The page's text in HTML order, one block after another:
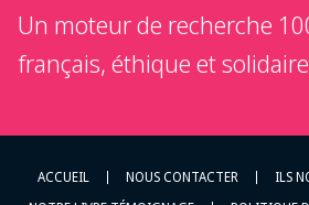
Un moteur de recherche
français, éthique et solidaire
ACCUEIL NOUS CONTACTER
ILS